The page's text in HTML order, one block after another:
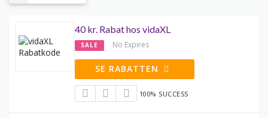
40 kr. Rabat hos vidaXL
SALE No Expires
SE RABATTEN
100% SUCCESS